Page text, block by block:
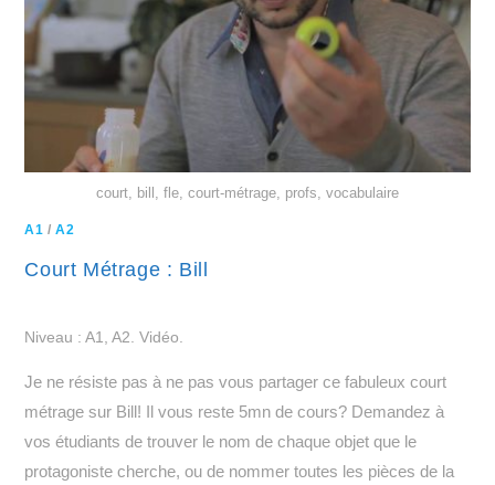
court, bill, fle, court-métrage, profs, vocabulaire
A1 /A2
Court Métrage : Bill
Niveau : A1, A2. Vidéo.
Je ne résiste pas à ne pas vous partager ce fabuleux court
métrage sur Bill! Il vous reste 5mn de cours? Demandez à
vos étudiants de trouver le nom de chaque objet que le
protagoniste cherche, ou de nommer toutes les pièces de la